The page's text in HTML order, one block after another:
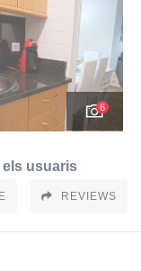
6
usuaris
REVIEWS